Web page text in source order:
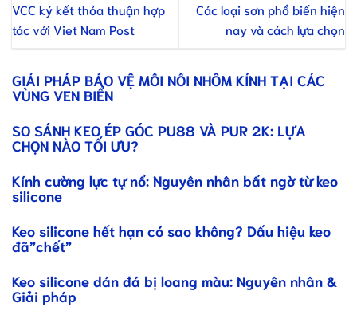
VCC ký kết thỏa thuận hợp
tác với Viet Nam Post
Các loại sơn phổ biến hiện
nay và cách lựa chọn
GIẢI PHÁP BẢO VỆ MỐI NỐI NHÔM KÍNH TẠI CÁC
VÙNG VEN BIỂN
SO SÁNH KEO ÉP GÓC PU88 VÀ PUR 2K: LỰA
CHỌN NÀO TỐI ƯU?
Kính cường lực tự nổ: Nguyên nhân bất ngờ từ keo
silicone
Keo silicone hết hạn có sao không? Dấu hiệu keo
đã”chết”
Keo silicone dán đá bị loang màu: Nguyên nhân &
Giải pháp